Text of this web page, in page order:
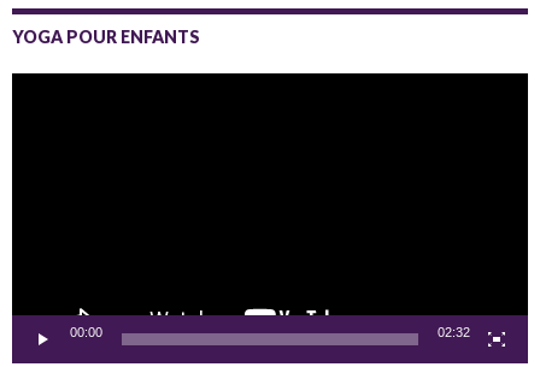
YOGA POUR ENFANTS
00:00 02:32